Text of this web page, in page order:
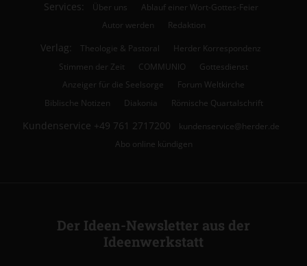
Services: Über uns
Ablauf einer Wort-Gottes-Feier
Autor werden
Redaktion
Verlag: Theologie & Pastoral
Herder Korrespondenz
Stimmen der Zeit
COMMUNIO
Gottesdienst
Anzeiger für die Seelsorge
Forum Weltkirche
Biblische Notizen
Diakonia Römische Quartalschrift
Kundenservice +49 761 2717200
kundenservice@herder.de
Abo online kündigen
Der Ideen-Newsletter aus der
Ideenwerkstatt